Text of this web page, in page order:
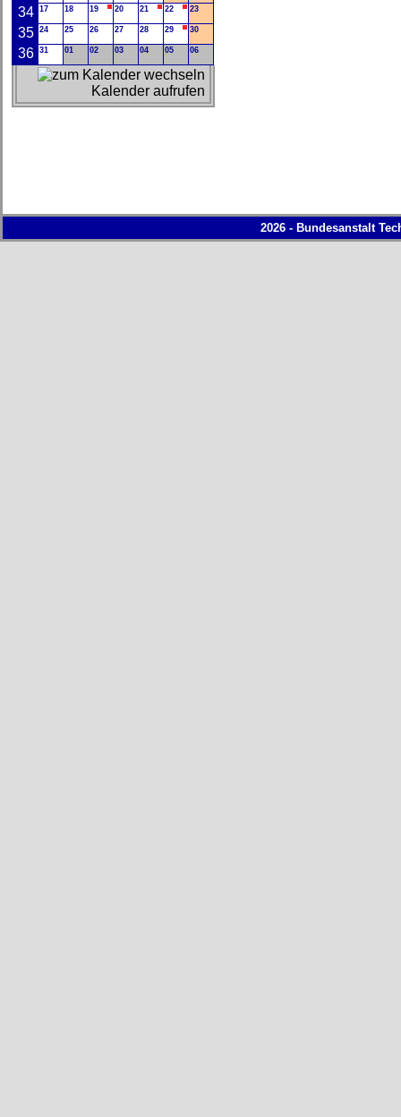
34 17 18 19 20 21 22 23
35 24 25 26 27 28 29 30
36 31 01 02 03 04 05 06
Kalender aufrufen
2026 - Bundesanstalt